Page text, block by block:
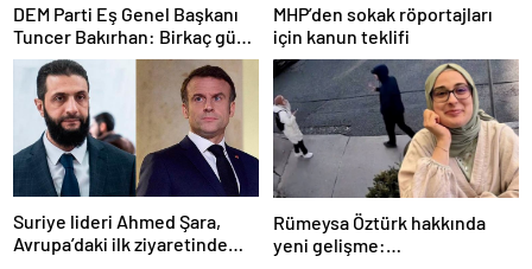
DEM Parti Eş Genel Başkanı
Tuncer Bakırhan: Birkaç gün
içerisinde kongre kararları
açıklanacak
MHP’den sokak röportajları
için kanun teklifi
Suriye lideri Ahmed Şara,
Avrupa’daki ilk ziyaretinde
Rümeysa Öztürk hakkında
yeni gelişme: